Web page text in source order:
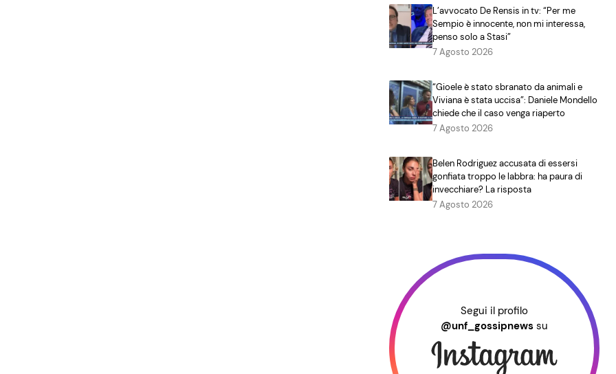
L’avvocato De Rensis in tv: “Per me
Sempio è innocente, non mi interessa,
penso solo a Stasi”
7 Agosto 2026
“Gioele è stato sbranato da animali e
Viviana è stata uccisa”: Daniele Mondello
chiede che il caso venga riaperto
7 Agosto 2026
Belen Rodriguez accusata di essersi
gonfiata troppo le labbra: ha paura di
invecchiare? La risposta
7 Agosto 2026
Segui il profilo
@unf_gossipnews su